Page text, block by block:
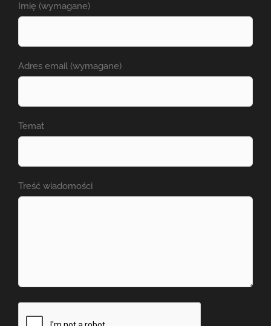
Imię (wymagane)
Adres email (wymagane)
Temat
Treść wiadomości